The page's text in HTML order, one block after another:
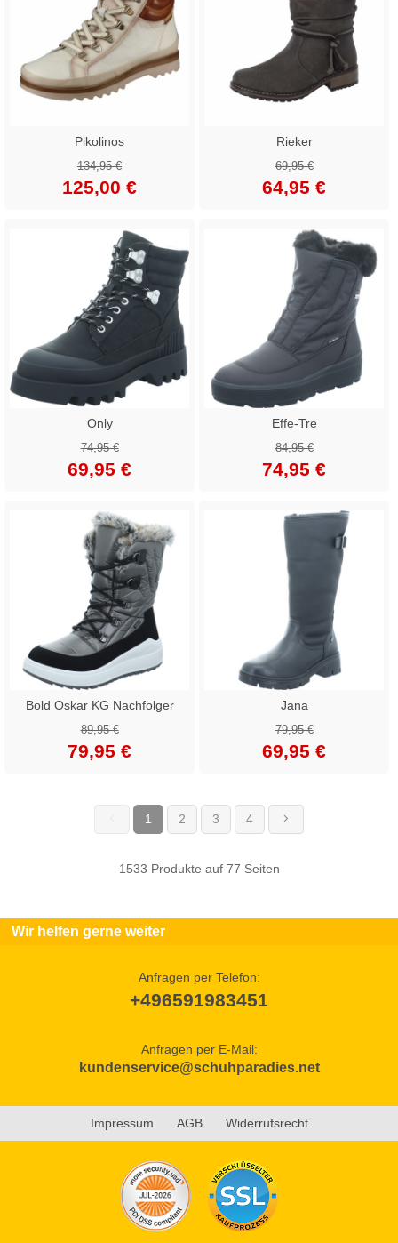
Pikolinos
134,95 €
125,00 €
Rieker
69,95 €
64,95 €
Only
74,95 €
69,95 €
Effe-Tre
84,95 €
74,95 €
Bold Oskar KG Nachfolger
89,95 €
79,95 €
Jana
79,95 €
69,95 €
1 (current)
2 3 4
1533 Produkte auf 77 Seiten
Wir helfen gerne weiter
Anfragen per Telefon:
+496591983451
Anfragen per E-Mail:
kundenservice@schuhparadies.net
Impressum AGB Widerrufsrecht